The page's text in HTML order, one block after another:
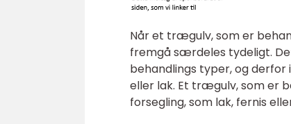
Når et trægulv, som er
fremgå særdeles tydeligt.
behandlings typer, og
eller lak. Et trægulv, som er
forsegling, som lak, fernis